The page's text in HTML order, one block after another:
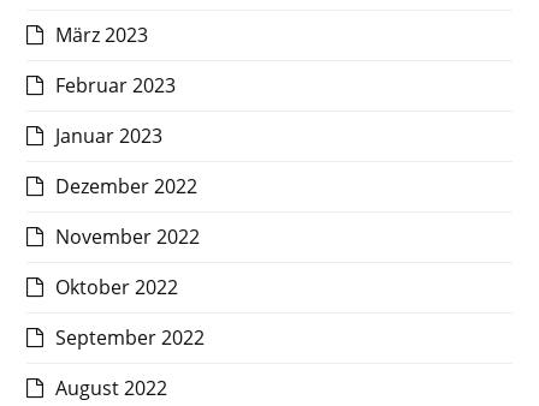
März 2023
Februar 2023
Januar 2023
Dezember 2022
November 2022
Oktober 2022
September 2022
August 2022